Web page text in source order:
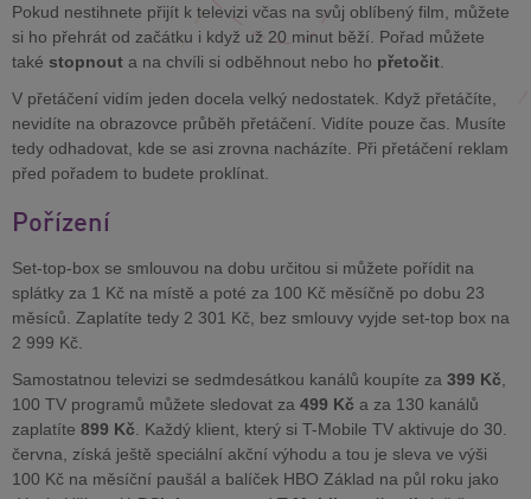
Pokud nestihnete přijít k televizi včas na svůj oblíbený film, můžete
si ho přehrát od začátku i když už 20 minut běží. Pořad můžete
také stopnout a na chvíli si odběhnout nebo ho přetočit
V přetáčení vidím jeden docela velký nedostatek. Když přetáčíte,
nevidíte na obrazovce průběh přetáčení. Vidíte pouze čas. Musíte
tedy odhadovat, kde se asi zrovna nacházíte. Při přetáčení reklam
před pořadem to budete proklínat.
Pořízení
Set-top-box se smlouvou na dobu určitou si můžete pořídit na
splátky za 1 Kč na místě a poté za 100 Kč měsíčně po dobu 23
měsíců. Zaplatíte tedy 2 301 Kč, bez smlouvy vyjde set-top box na
2 999 Kč.
Samostatnou televizi se sedmdesátkou kanálů koupíte za 399 Kč
100 TV programů můžete sledovat za 499 Kč a za 130 kanálů
zaplatíte 899 Kč . Každý klient, který si T-Mobile TV aktivuje do 30.
června, získá ještě speciální akční výhodu a tou je sleva ve výši
100 Kč na měsíční paušál a balíček HBO Základ na půl roku jako